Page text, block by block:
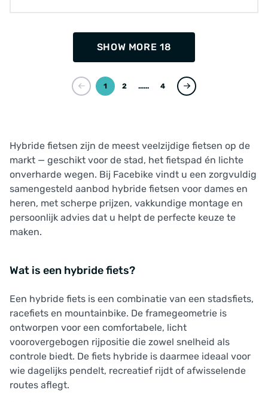
SHOW MORE 18
1 2 ... 4
Hybride fietsen zijn de meest veelzijdige fietsen op de
markt — geschikt voor de stad, het fietspad én lichte
onverharde wegen. Bij Facebike vindt u een zorgvuldig
samengesteld aanbod hybride fietsen voor dames en
heren, met scherpe prijzen, vakkundige montage en
persoonlijk advies dat u helpt de perfecte keuze te
maken.
Wat is een hybride fiets?
Een hybride fiets is een combinatie van een stadsfiets,
racefiets en mountainbike. De framegeometrie is
ontworpen voor een comfortabele, licht
voorovergebogen rijpositie die zowel snelheid als
controle biedt. De fiets hybride is daarmee ideaal voor
wie dagelijks pendelt, recreatief rijdt of afwisselende
routes aflegt.